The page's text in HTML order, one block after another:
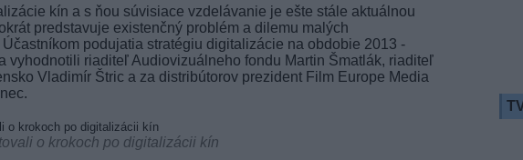
kín a s ňou súvisiace vzdelávanie je ešte stále aktuálnou
predstavuje existenčný problém a dilemu malých
podujatia stratégiu digitalizácie na obdobie 2013 -
vyhodnotili riaditeľ Audiovizuálneho fondu Martin Šmatlák, riaditeľ
Vladimír Štric a za distribútorov prezident Film Europe Media
o krokoch po digitalizácii kín